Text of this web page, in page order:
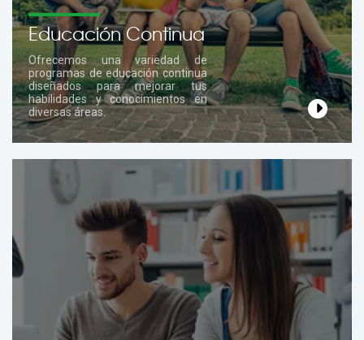
Educación Continua
Ofrecemos una variedad de
programas de educación continua
diseñados para mejorar tus
habilidades y conocimientos en
diversas áreas.